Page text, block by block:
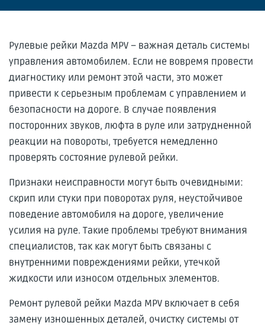
Рулевые рейки Mazda MPV – важная деталь системы
управления автомобилем. Если не вовремя провести
диагностику или ремонт этой части, это может
привести к серьезным проблемам с управлением и
безопасности на дороге. В случае появления
посторонних звуков, люфта в руле или затрудненной
реакции на повороты, требуется немедленно
проверять состояние рулевой рейки.
Признаки неисправности могут быть очевидными:
скрип или стуки при поворотах руля, неустойчивое
поведение автомобиля на дороге, увеличение
усилия на руле. Такие проблемы требуют внимания
специалистов, так как могут быть связаны с
внутренними повреждениями рейки, утечкой
жидкости или износом отдельных элементов.
Ремонт рулевой рейки Mazda MPV включает в себя
замену изношенных деталей, очистку системы от